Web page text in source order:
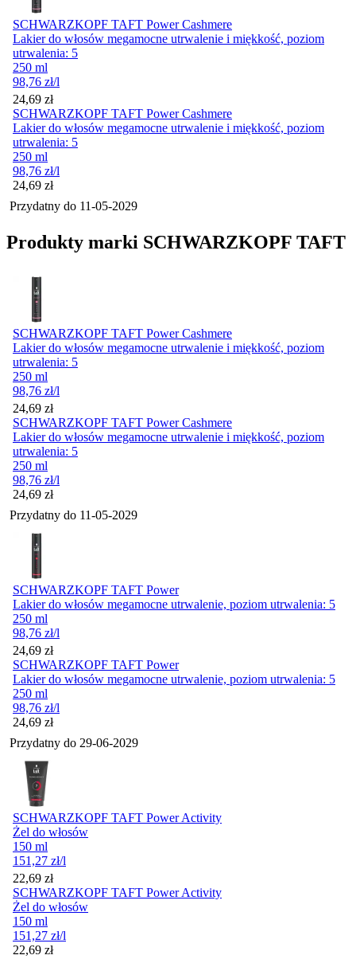
SCHWARZKOPF TAFT Power Cashmere
Lakier do włosów megamocne utrwalenie i miękkość, poziom
utrwalenia: 5
250 ml
98,76 zł/l
Cena
24,69 zł
SCHWARZKOPF TAFT Power Cashmere
Lakier do włosów megamocne utrwalenie i miękkość, poziom
utrwalenia: 5
250 ml
98,76 zł/l
Cena
24,69 zł
Przydatny do 11-05-2029
Produkty marki SCHWARZKOPF TAFT
SCHWARZKOPF TAFT Power Cashmere
Lakier do włosów megamocne utrwalenie i miękkość, poziom
utrwalenia: 5
250 ml
98,76 zł/l
Cena
24,69 zł
SCHWARZKOPF TAFT Power Cashmere
Lakier do włosów megamocne utrwalenie i miękkość, poziom
utrwalenia: 5
250 ml
98,76 zł/l
Cena
24,69 zł
Przydatny do 11-05-2029
SCHWARZKOPF TAFT Power
Lakier do włosów megamocne utrwalenie, poziom utrwalenia: 5
250 ml
98,76 zł/l
Cena
24,69 zł
SCHWARZKOPF TAFT Power
Lakier do włosów megamocne utrwalenie, poziom utrwalenia: 5
250 ml
98,76 zł/l
Cena
24,69 zł
Przydatny do 29-06-2029
SCHWARZKOPF TAFT Power Activity
Żel do włosów
150 ml
151,27 zł/l
Cena
22,69 zł
SCHWARZKOPF TAFT Power Activity
Żel do włosów
150 ml
151,27 zł/l
Cena
22,69 zł